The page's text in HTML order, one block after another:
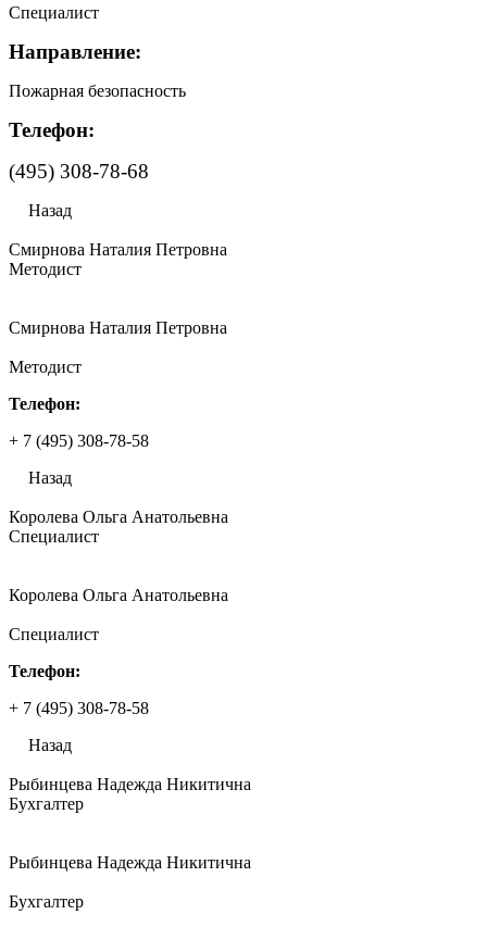
Специалист
Направление:
Пожарная безопасность
Телефон:
(495) 308-78-68
Назад
Смирнова Наталия Петровна
Методист
Смирнова Наталия Петровна
Методист
Телефон:
+ 7 (495) 308-78-58
Назад
Королева Ольга Анатольевна
Специалист
Королева Ольга Анатольевна
Специалист
Телефон:
+ 7 (495) 308-78-58
Назад
Рыбинцева Надежда Никитична
Бухгалтер
Рыбинцева Надежда Никитична
Бухгалтер